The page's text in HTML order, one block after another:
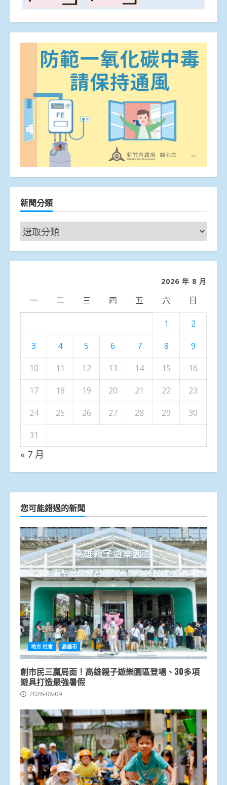
新聞分類
新
聞
分
2026 年 8 月
一 二 三 四 五 六 日
1
2
3
4 5 6 7 8
9
10
11 12 13 14 15
16
17
18 19 20 21 22
23
24
25 26 27 28 29
30
31
« 7 月
您可能錯過的新聞
地方.社會 高雄市
創市民三贏局面！高雄親子遊樂園區登場、30多項
遊具打造最強暑假
2026-08-09